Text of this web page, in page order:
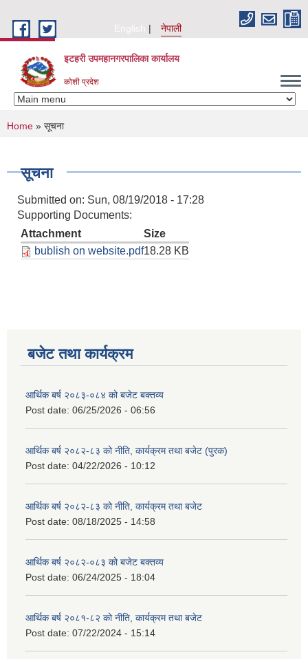
English
नेपाली
इटहरी उपमहानगरपालिका कार्यालय
कोशी प्रदेश
You are here
Home » सूचना
सूचना
Submitted on: Sun, 08/19/2018 - 17:28
Supporting Documents:
Attachment
Size
bublish on website.pdf18.28 KB
बजेट तथा कार्यक्रम
आर्थिक बर्ष २०८३-०८४ को बजेट बक्तव्य
Post date: 06/25/2026 - 06:56
आर्थिक बर्ष २०८२-८३ को नीति, कार्यक्रम तथा बजेट (पुरक)
Post date: 04/22/2026 - 10:12
आर्थिक बर्ष २०८२-८३ को नीति, कार्यक्रम तथा बजेट
Post date: 08/18/2025 - 14:58
आर्थिक बर्ष २०८२-०८३ को बजेट बक्तव्य
Post date: 06/24/2025 - 18:04
आर्थिक बर्ष २०८१-८२ को नीति, कार्यक्रम तथा बजेट
Post date: 07/22/2024 - 15:14